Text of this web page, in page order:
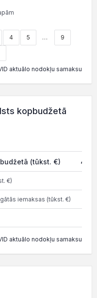
4 5 … 9
aktuālo nodokļu samaksu
kopbudžetā
(tūkst. €)
€)
iemaksas (tūkst. €)
aktuālo nodokļu samaksu